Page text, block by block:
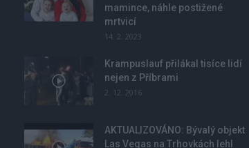
mamince, náhle postižené
mrtvicí
14. 2. 2023
Krampuslauf přilákal tisíce lidí
nejen z Příbrami
2. 12. 2016
AKTUALIZOVÁNO: Bývalý objekt
Las Vegas na Trhovkách lehl